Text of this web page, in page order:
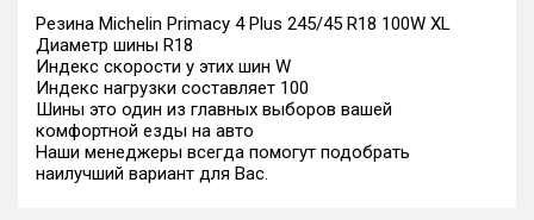
Резина Michelin Primacy 4 Plus 245/45 R18 100W XL
Диаметр шины R18
Индекс скорости у этих шин W
Индекс нагрузки составляет 100
Шины это один из главных выборов вашей
комфортной езды на авто
Наши менеджеры всегда помогут подобрать
наилучший вариант для Вас.